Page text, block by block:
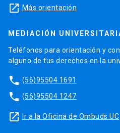
launch Más orientación
MEDIACIÓN
Teléfonos para orientación y
alguno de tus derechos en la
phone (56)95504 1691
phone (56)95504 1247
launch Ir a la Oficina de Ombuds UC